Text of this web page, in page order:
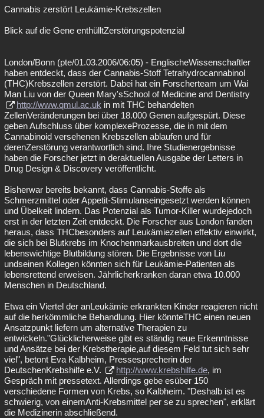
Cannabis zerstört Leukämie-Krebszellen
Blick auf die Gene enthülltZerstörungspotenzial
London/Bonn (pte/01.03.2006/06:05) - EnglischeWissenschaftler
haben entdeckt, dass der Cannabis-Stoff Tetrahydrocannabinol
(THC)Krebszellen zerstört. Dabei hat ein Forscherteam um Wai
Man Liu von der Queen Mary'sSchool of Medicine and Dentistry
http://www.qmul.ac.uk in mit THC behandelten
ZellenVeränderungen bei über 18.000 Genen aufgespürt. Diese
geben Aufschluss über komplexeProzesse, die in mit dem
Cannabinoid versehenen Krebszellen ablaufen und für
derenZerstörung verantwortlich sind. Ihre Studienergebnisse
haben die Forscher jetzt in deraktuellen Ausgabe der Letters in
Drug Design & Discovery veröffentlicht.
Bisherwar bereits bekannt, dass Cannabis-Stoffe als
Schmerzmittel oder Appetit-Stimulanseingesetzt werden können
und Übelkeit lindern. Das Potenzial als Tumor-Killer wurdejedoch
erst in der letzten Zeit entdeckt. Die Forscher aus London fanden
heraus, dass THCbesonders auf Leukämiezellen effektiv einwirkt,
die sich bei Blutkrebs im Knochenmarkausbreiten und dort die
lebenswichtige Blutbildung stören. Die Ergebnisse von Liu
undseinen Kollegen könnten sich für Leukämie-Patienten als
lebensrettend erweisen. Jährlicherkranken daran etwa 10.000
Menschen in Deutschland.
Etwa ein Viertel der anLeukämie erkrankten Kinder reagieren nicht
auf die herkömmliche Behandlung. Hier könnteTHC einen neuen
Ansatzpunkt liefern um alternative Therapien zu
entwickeln."Glücklicherweise gibt es ständig neue Erkenntnisse
und Ansätze bei der Krebstherapie,auf diesem Feld tut sich sehr
viel", betont Eva Kalbheim, Pressesprecherin der
DeutschenKrebshilfe e.V.
http://www.krebshilfe.de, im
Gespräch mit pressetext. Allerdings gebe esüber 150
verschiedene Formen von Krebs, so Kalbheim. "Deshalb ist es
schwierig, von einemAnti-Krebsmittel per se zu sprechen", erklärt
die Medizinerin abschließend.